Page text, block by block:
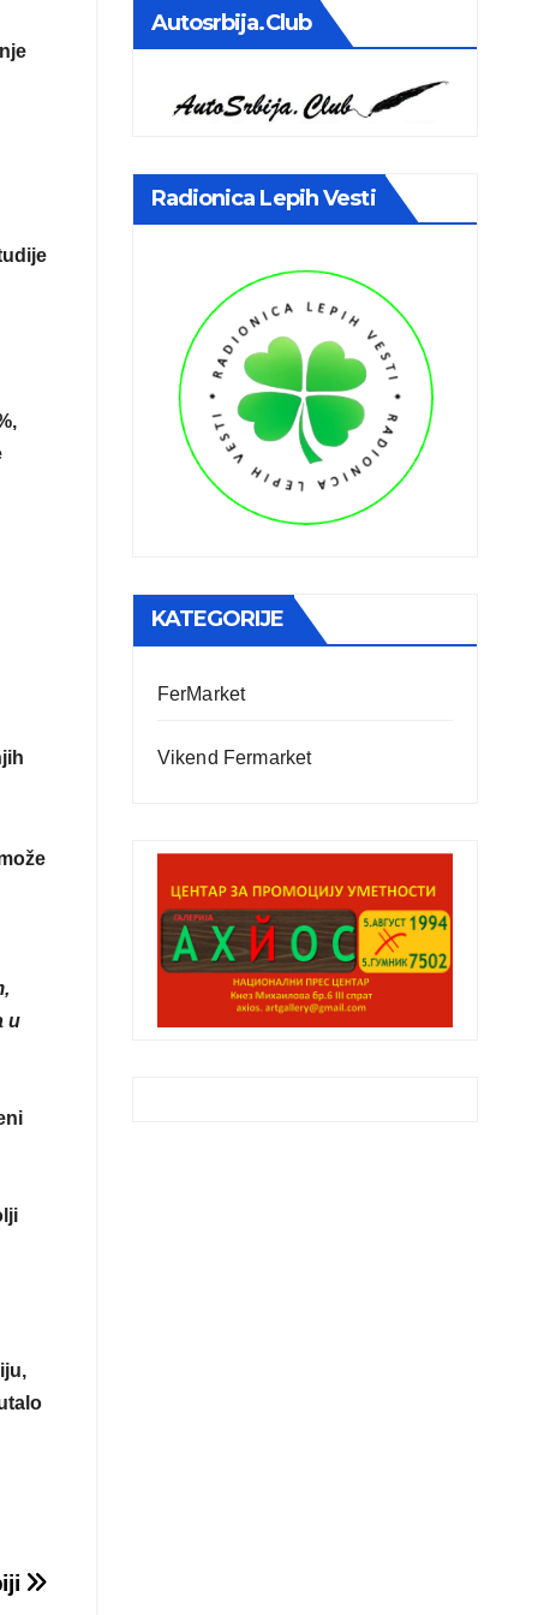
u
Autosrbija.club
Radionica Lepih Vesti
KATEGORIJE
FerMarket
Vikend Fermarket